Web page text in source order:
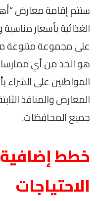
ستتم إقامة معارض
على مجموعة متنوعة
هو الحد من أي
المواطنين على الشراء
المعارض والمنافذ
جميع المحافظات.
خطط إضافية
الاحتياجات